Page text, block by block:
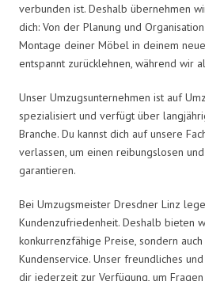
verbunden ist. Deshalb übernehmen
dich: Von der Planung und
Montage deiner Möbel in deinem
entspannt zurücklehnen, während wir
Unser Umzugsunternehmen ist auf
spezialisiert und verfügt über
Branche. Du kannst dich auf unsere
verlassen, um einen reibungslosen
garantieren.
Bei Umzugsmeister Dresdner Linz
Kundenzufriedenheit. Deshalb bieten
konkurrenzfähige Preise, sondern
Kundenservice. Unser freundliches
dir jederzeit zur Verfügung, um